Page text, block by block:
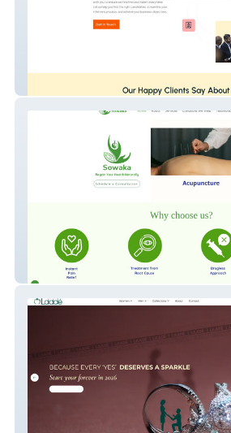
Sowaka Healing